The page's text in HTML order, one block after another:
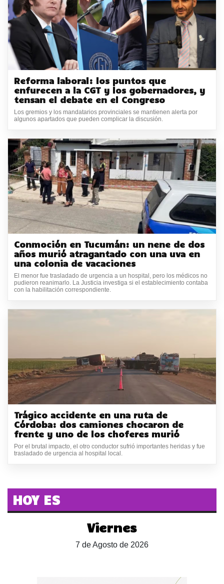
Reforma laboral: los puntos que
enfurecen a la CGT y los gobernadores, y
tensan el debate en el Congreso
Los gremios y los mandatarios provinciales se mantienen alerta por
algunos apartados que pueden complicar la discusión.
Conmoción en Tucumán: un nene de dos
años murió atragantado con una uva en
una colonia de vacaciones
El menor fue trasladado de urgencia a un hospital, pero los médicos no
pudieron reanimarlo. La Justicia investiga si el establecimiento contaba
con la habilitación correspondiente.
Trágico accidente en una ruta de
Córdoba: dos camiones chocaron de
frente y uno de los choferes murió
Por el brutal impacto, el otro conductor sufrió importantes heridas y fue
trasladado de urgencia al hospital local.
HOY ES
Viernes
7 de Agosto de 2026